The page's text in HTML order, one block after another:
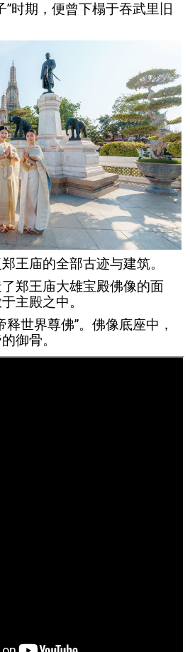
”时期，便曾下榻于吞武里旧
王庙的全部古迹与建筑。
郑王庙大雄宝殿佛像的面
主殿之中。
世界尊佛”。佛像底座中，
御骨。